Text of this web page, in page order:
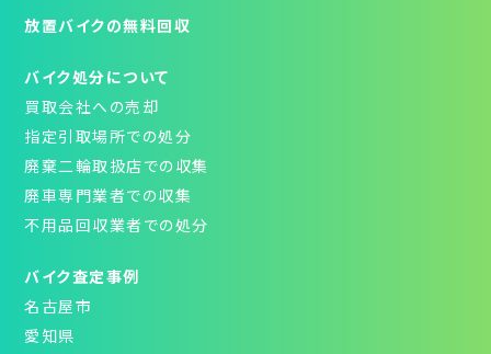
放置バイクの無料回収
バイク処分について
買取会社への売却
指定引取場所での処分
廃棄二輪取扱店での収集
廃車専門業者での収集
不用品回収業者での処分
バイク査定事例
名古屋市
愛知県